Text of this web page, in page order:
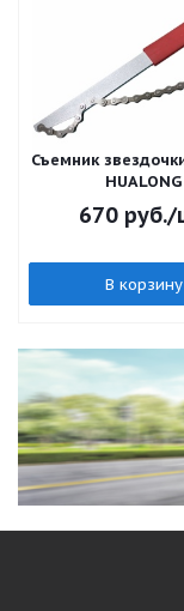
Съемник
HUALONG
670руб./
В корзину